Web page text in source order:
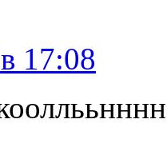
17:08